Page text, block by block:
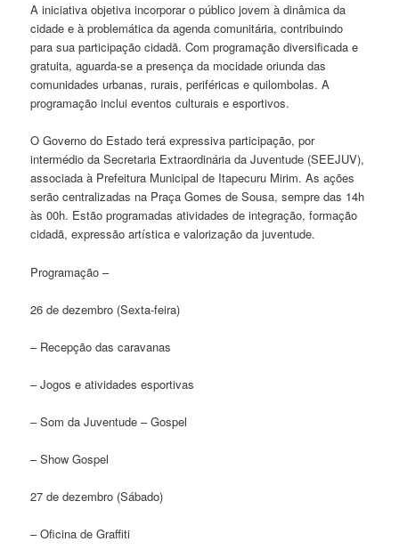
A iniciativa objetiva incorporar o público jovem à dinâmica da
cidade e à problemática da agenda comunitária, contribuindo
para sua participação cidadã. Com programação diversificada e
gratuita, aguarda-se a presença da mocidade oriunda das
comunidades urbanas, rurais, periféricas e quilombolas. A
programação inclui eventos culturais e esportivos.
O Governo do Estado terá expressiva participação, por
intermédio da Secretaria Extraordinária da Juventude (SEEJUV),
associada à Prefeitura Municipal de Itapecuru Mirim. As ações
serão centralizadas na Praça Gomes de Sousa, sempre das 14h
às 00h. Estão programadas atividades de integração, formação
cidadã, expressão artística e valorização da juventude.
Programação –
26 de dezembro (Sexta-feira)
– Recepção das caravanas
– Jogos e atividades esportivas
– Som da Juventude – Gospel
– Show Gospel
27 de dezembro (Sábado)
– Oficina de Graffiti